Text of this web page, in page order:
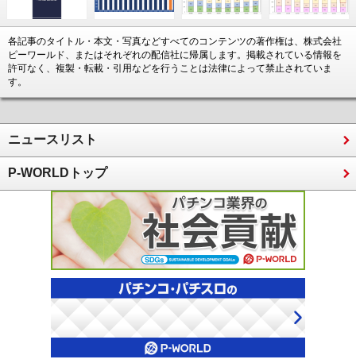
各記事のタイトル・本文・写真などすべてのコンテンツの著作権は、株式会社
ピーワールド、またはそれぞれの配信社に帰属します。掲載されている情報を
許可なく、複製・転載・引用などを行うことは法律によって禁止されていま
す。
ニュースリスト
P-WORLDトップ